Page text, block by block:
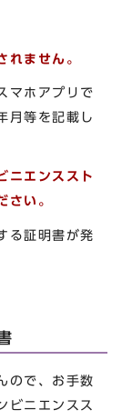
れません。
マホアプリで
月等を記載し
ニエンススト
さい。
る証明書が発
ので、お手数
ビニエンスス